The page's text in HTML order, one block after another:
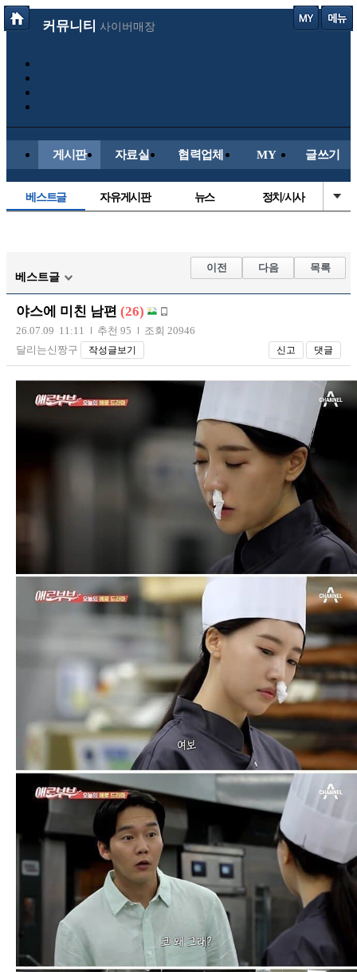
커뮤니티 사이버매장
게시판 자료실 협력업체 MY 글쓰기
베스트글 자유게시판 뉴스 정치/시사
해외축구
국내축구
베스트글
이전 다음 목록
야스에 미친 남편 (26)
26.07.09 11:11 추천 95
조회 20946
달리는신짱구
작성글보기 신고 댓글